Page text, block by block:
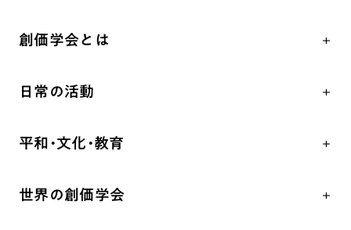
創価学会とは
祈り
聖典
日常の活動
座談会
平和・文化・教育
世界の創価学会